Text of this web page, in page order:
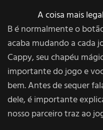
A coisa mais
B é normalmente o
acaba mudando a cada
Cappy, seu chapéu
importante do jogo e
bem. Antes de sequer
dele, é importante
nosso parceiro traz ao